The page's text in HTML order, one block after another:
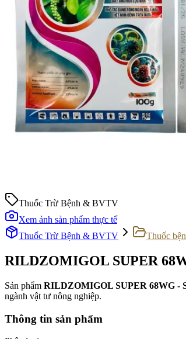
Thuốc Trừ Bệnh & BVTV
Xem ảnh sản phẩm thực tế
Thuốc Trừ Bệnh & BVTV
Thuốc
RILDZOMIGOL SUPER
Sản phẩm RILDZOMIGOL SUPER 68WG -
ngành vật tư nông nghiệp.
Thông tin sản phẩm